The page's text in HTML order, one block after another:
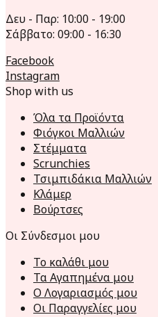
Δευ - Παρ: 10:00 - 19:00
Σάββατο: 09:00 - 16:30
Facebook
Instagram
Shop with us
Όλα τα Προϊόντα
Φιόγκοι Μαλλιών
Στέμματα
Scrunchies
Τσιμπιδάκια Μαλλιών
Κλάμερ
Βούρτσες
Οι Σύνδεσμοι μου
Το καλάθι μου
Τα Αγαπημένα μου
Ο Λογαριασμός μου
Οι Παραγγελίες μου